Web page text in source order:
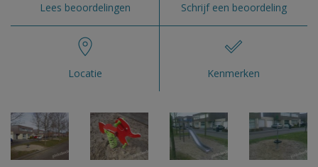
Lees beoordelingen Schrijf een beoordeling
Locatie Kenmerken